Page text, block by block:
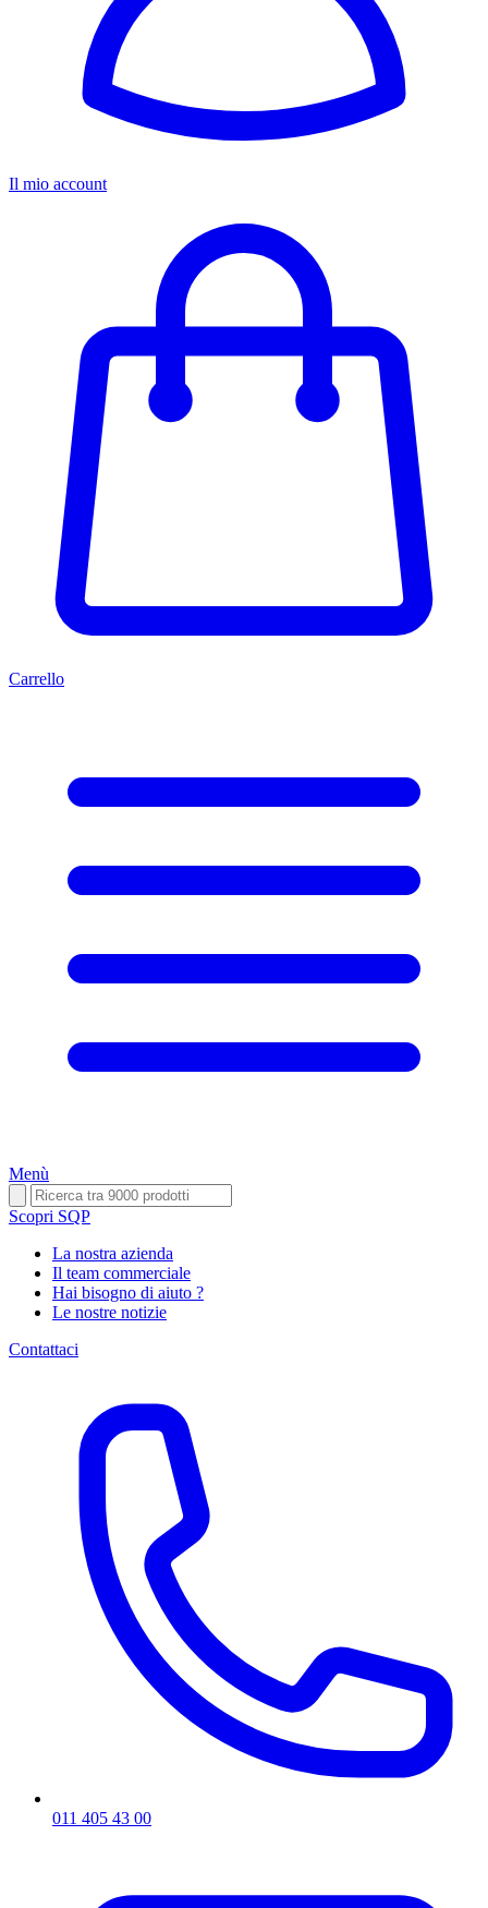
Il mio account
Carrello
Menù
Scopri SQP
La nostra azienda
Il team commerciale
Hai bisogno di aiuto ?
Le nostre notizie
Contattaci
011 405 43 00